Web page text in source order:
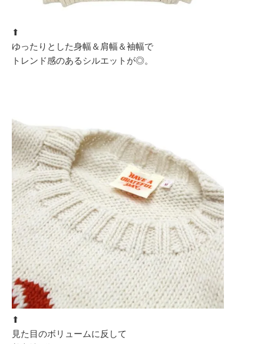
⬆︎
ゆったりとした身幅＆肩幅＆袖幅で
トレンド感のあるシルエットが◎。
⬆︎
見た目のボリュームに反して